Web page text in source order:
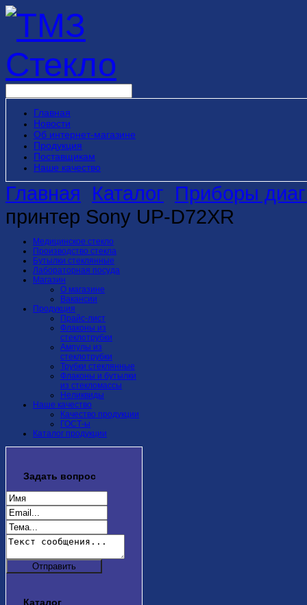
Главная
Новости
Об интернет-магазине
Продукция
Поставщикам
Наше качество
Главная Каталог Приборы
принтер Sony UP-D72XR
Медицинское стекло
Производство стекла
Бутылки стеклянные
Лабораторная посуда
Магазин
О магазине
Вакансии
Продукция
Прайс-лист
Флаконы из
стеклотрубки
Ампулы из
стеклотрубки
Трубки стеклянные
Флаконы и бутылки
из стекломассы
Неликвиды
Наше качество
Качество продукции
ГОСТ-ы
Каталог продукции
Задать вопрос
Каталог